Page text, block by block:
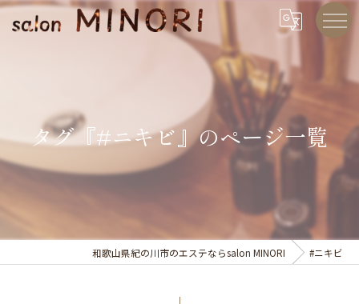
タグ『#ニキビ』のページ一覧
和歌山県紀の川市のエステならsalon MINORI #ニキビ